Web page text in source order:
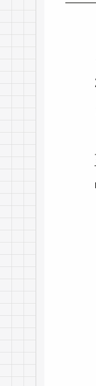
こ
ク
至
中
地
日
今
早